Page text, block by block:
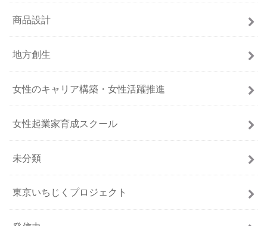
商品設計
地方創生
女性のキャリア構築・女性活躍推進
女性起業家育成スクール
未分類
東京いちじくプロジェクト